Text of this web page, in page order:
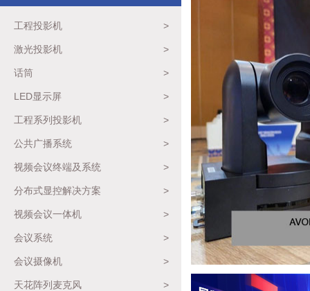
工程投影机 >
激光投影机 >
话筒 >
LED显示屏 >
工程系列投影机 >
公共广播系统 >
视频会议终端及系统 >
分布式显控解决方案 >
视频会议一体机 >
会议系统 >
会议摄像机 >
天花阵列麦克风 >